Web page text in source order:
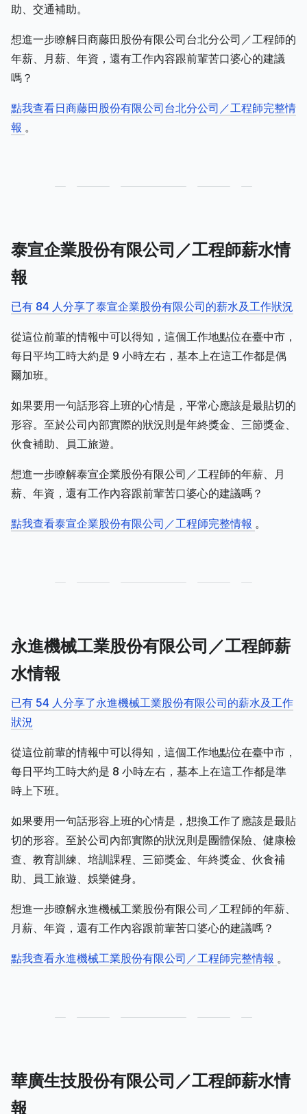
助、交通補助。
想進一步瞭解日商藤田股份有限公司台北分公司／工程師的
年薪、月薪、年資，還有工作內容跟前輩苦口婆心的建議
嗎？
點我查看日商藤田股份有限公司台北分公司／工程師完整情
報 。
泰宣企業股份有限公司／工程師薪水情
報
已有 84 人分享了泰宣企業股份有限公司的薪水及工作狀況
從這位前輩的情報中可以得知，這個工作地點位在臺中市，
每日平均工時大約是 9 小時左右，基本上在這工作都是偶
爾加班。
如果要用一句話形容上班的心情是，平常心應該是最貼切的
形容。至於公司內部實際的狀況則是年終獎金、三節獎金、
伙食補助、員工旅遊。
想進一步瞭解泰宣企業股份有限公司／工程師的年薪、月
薪、年資，還有工作內容跟前輩苦口婆心的建議嗎？
點我查看泰宣企業股份有限公司／工程師完整情報 。
永進機械工業股份有限公司／工程師薪
水情報
已有 54 人分享了永進機械工業股份有限公司的薪水及工作
狀況
從這位前輩的情報中可以得知，這個工作地點位在臺中市，
每日平均工時大約是 8 小時左右，基本上在這工作都是準
時上下班。
如果要用一句話形容上班的心情是，想換工作了應該是最貼
切的形容。至於公司內部實際的狀況則是團體保險、健康檢
查、教育訓練、培訓課程、三節獎金、年終獎金、伙食補
助、員工旅遊、娛樂健身。
想進一步瞭解永進機械工業股份有限公司／工程師的年薪、
月薪、年資，還有工作內容跟前輩苦口婆心的建議嗎？
點我查看永進機械工業股份有限公司／工程師完整情報 。
華廣生技股份有限公司／工程師薪水情
報